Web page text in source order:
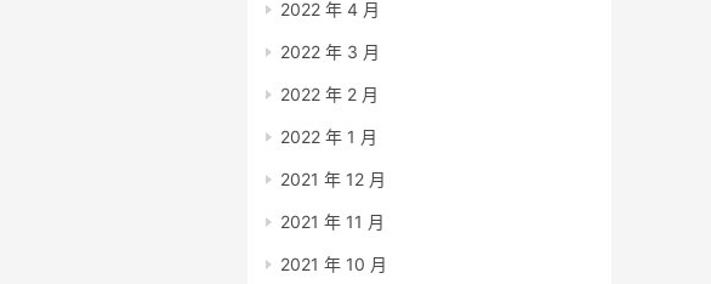
2022 年 4 月
2022 年 3 月
2022 年 2 月
2022 年 1 月
2021 年 12 月
2021 年 11 月
2021 年 10 月